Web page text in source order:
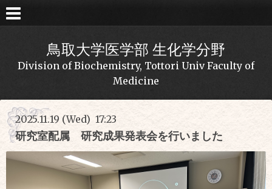
鳥取大学医学部 生化学分野
Division of Biochemistry, Tottori Univ Faculty of
Medicine
2025.11.19 (Wed) 17:23
研究室配属 研究成果発表会を行いました